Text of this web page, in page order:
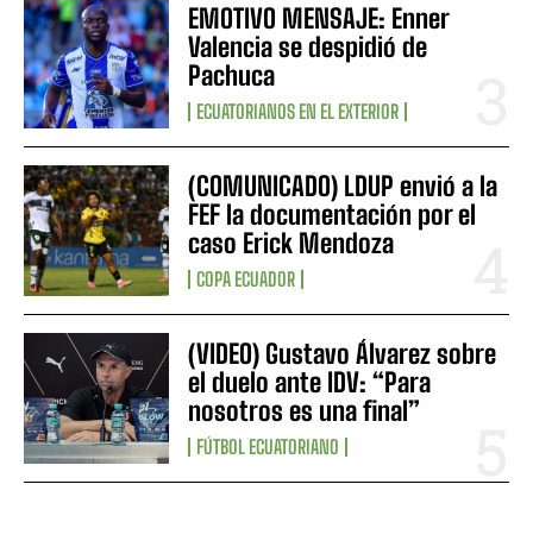
EMOTIVO MENSAJE: Enner
Valencia se despidió de
Pachuca
ECUATORIANOS EN EL EXTERIOR
(COMUNICADO) LDUP envió a la
FEF la documentación por el
caso Erick Mendoza
COPA ECUADOR
(VIDEO) Gustavo Álvarez sobre
el duelo ante IDV: “Para
nosotros es una final”
FÚTBOL ECUATORIANO